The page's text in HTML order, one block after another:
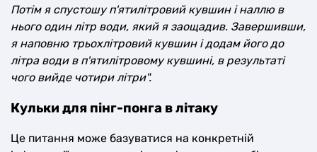
Потім я спустошу п'ятилітровий кувшин і наллю в
нього один літр води, який я заощадив. Завершивши,
я наповню трьохлітровий кувшин і додам його до
літра води в п'ятилітровому кувшині, в результаті
чого вийде чотири літри".
Кульки для пінг-понга в літаку
Це питання може базуватися на конкретній